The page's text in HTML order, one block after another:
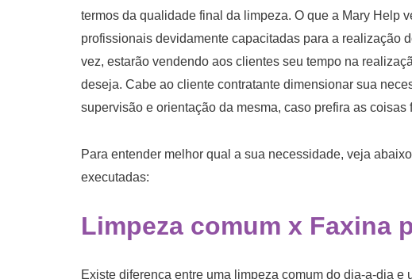
termos da qualidade final da limpeza. O que a Mary Help
profissionais devidamente capacitadas para a realização
vez, estarão vendendo aos clientes seu tempo na
deseja. Cabe ao cliente contratante dimensionar sua
supervisão e orientação da mesma, caso prefira as coisas
Para entender melhor qual a sua necessidade, veja
executadas:
Limpeza comum x Faxina
Existe diferença entre uma limpeza comum do dia-a-dia e